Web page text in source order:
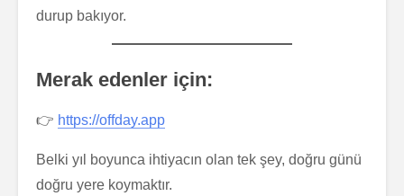
durup bakıyor.
Merak edenler için:
👉 https://offday.app
Belki yıl boyunca ihtiyacın olan tek şey, doğru günü
doğru yere koymaktır.